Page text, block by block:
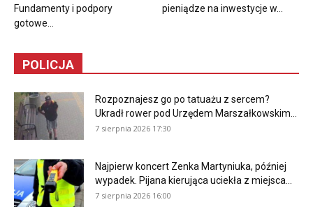
Fundamenty i podpory
gotowe...
pieniądze na inwestycje w...
POLICJA
Rozpoznajesz go po tatuażu z sercem?
Ukradł rower pod Urzędem Marszałkowskim...
7 sierpnia 2026 17:30
Najpierw koncert Zenka Martyniuka, później
wypadek. Pijana kierująca uciekła z miejsca...
7 sierpnia 2026 16:00